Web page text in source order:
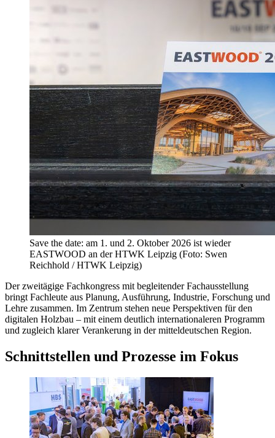
Save the date: am 1. und 2. Oktober 2026 ist wieder
EASTWOOD an der HTWK Leipzig (Foto: Swen
Reichhold / HTWK Leipzig)
Der zweitägige Fachkongress mit begleitender Fachausstellung
bringt Fachleute aus Planung, Ausführung, Industrie, Forschung und
Lehre zusammen. Im Zentrum stehen neue Perspektiven für den
digitalen Holzbau – mit einem deutlich internationaleren Programm
und zugleich klarer Verankerung in der mitteldeutschen Region.
Schnittstellen und Prozesse im Fokus